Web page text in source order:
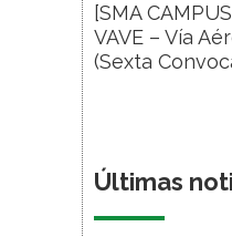
[SMA
VAVE – Vía
(Sexta
Últimas